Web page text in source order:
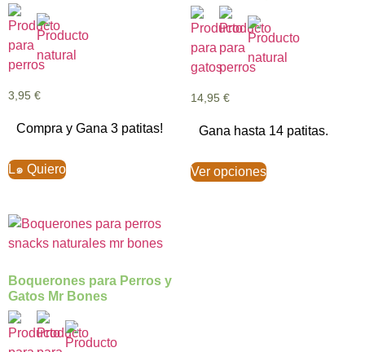
Valorado con
5.00
de 5
3,95 €
Compra y Gana 3 patitas!
L๑ Quiero
14,95 €
Gana hasta 14 patitas.
Ver opciones
Boquerones para Perros y
Gatos Mr Bones